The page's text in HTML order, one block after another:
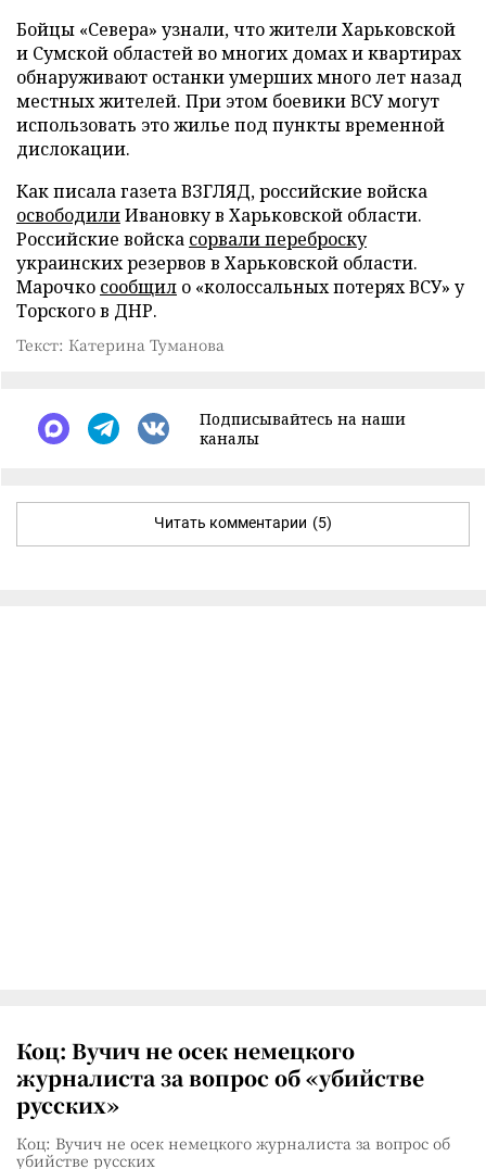
Бойцы «Севера» узнали, что жители Харьковской
и Сумской областей во многих домах и квартирах
обнаруживают останки умерших много лет назад
местных жителей. При этом боевики ВСУ могут
использовать это жилье под пункты временной
дислокации.
Как писала газета ВЗГЛЯД, российские войска
освободилиИвановку в Харьковской области.
Российские войска сорвали переброску
украинских резервов в Харьковской области.
Марочко сообщил о «колоссальных потерях ВСУ» у
Торского в ДНР.
Текст: Катерина Туманова
Подписывайтесь на наши
каналы
Читать комментарии (5)
Коц: Вучич не осек немецкого
журналиста за вопрос об «убийстве
русских»
Коц: Вучич не осек немецкого журналиста за вопрос об
убийстве русских